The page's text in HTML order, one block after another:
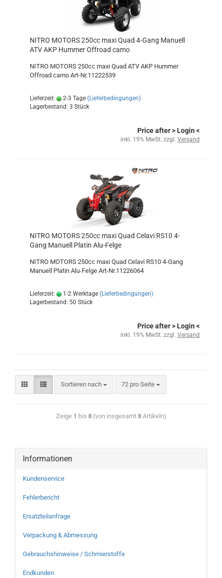
NITRO MOTORS 250cc maxi Quad 4-Gang Manuell
ATV AKP Hummer Offroad camo
NITRO MOTORS 250cc maxi Quad ATV AKP Hummer
Offroad camo Art-Nr.11222539
Lieferzeit: 2-3 Tage (Lieferbedingungen)
Lagerbestand: 3 Stück
Price after> Login <
inkl. 19% MwSt. zzgl. Versand
NITRO MOTORS 250cc maxi Quad Celavi RS10 4-
Gang Manuell Platin Alu-Felge
NITRO MOTORS 250cc maxi Quad Celavi RS10 4-Gang
Manuell Platin Alu-Felge Art-Nr.11226064
Lieferzeit: 1-2 Werktage (Lieferbedingungen)
Lagerbestand: 50 Stück
Price after> Login <
inkl. 19% MwSt. zzgl. Versand
Sortieren nach 72 pro Seite
Zeige 1 bis 8(von insgesamt 8Artikeln)
Informationen
Kundenservice
Fehlerbericht
Ersatzteilanfrage
Verpackung & Abmessung
Gebrauchshinweise / Schmierstoffe
Endkunden